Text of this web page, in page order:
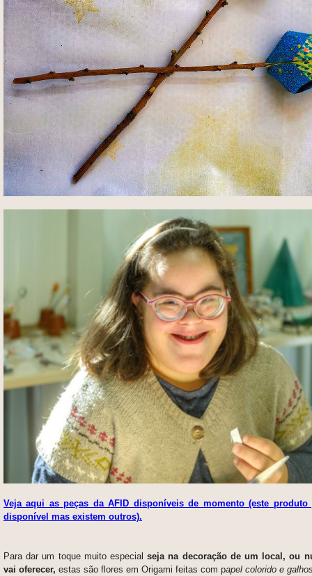
Veja aqui as peças da AFID disponíveis de momento (este
disponível mas existem outros).
Para dar um toque muito especialseja na decoração de um local, ou
vai oferecer, estas são flores em Origami feitas com papel colorido e